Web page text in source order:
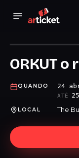
ORKUT o
QUANDO 24
ATÉ
LOCAL The